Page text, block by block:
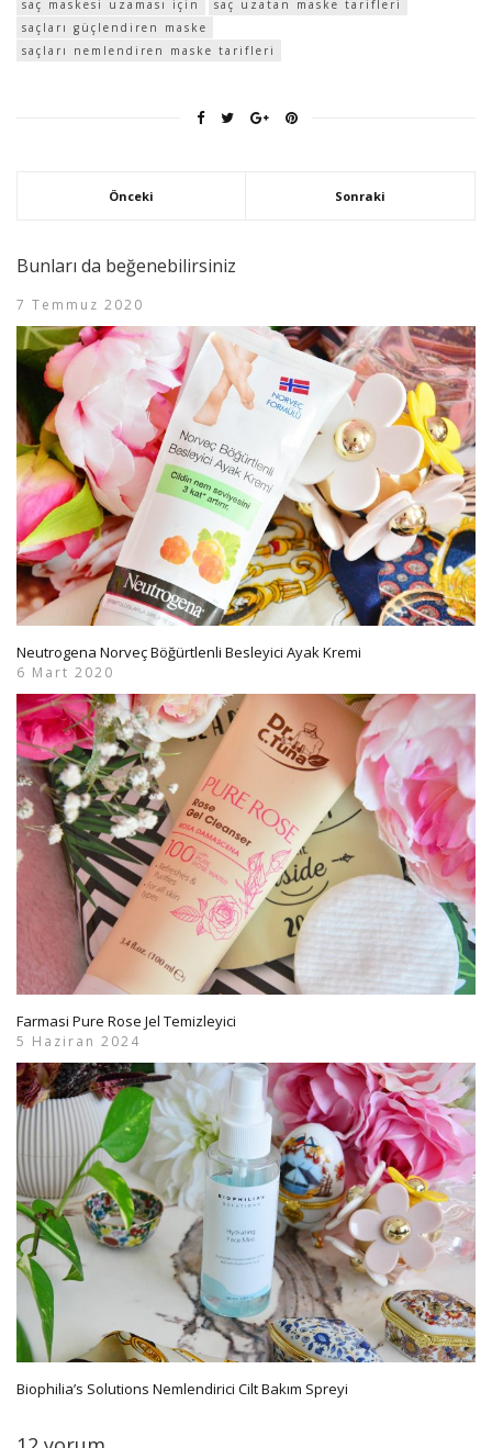
saç maskesi uzaması için
saç uzatan maske tarifleri
saçları güçlendiren maske
saçları nemlendiren maske tarifleri
Önceki Sonraki
Bunları da beğenebilirsiniz
7 Temmuz 2020
Neutrogena Norveç Böğürtlenli Besleyici Ayak Kremi
6 Mart 2020
Farmasi Pure Rose Jel Temizleyici
5 Haziran 2024
Biophilia’s Solutions Nemlendirici Cilt Bakım Spreyi